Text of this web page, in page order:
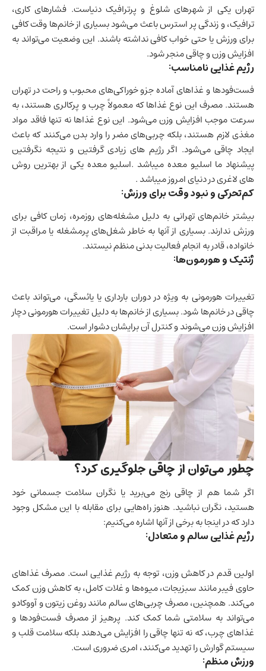
تهران یکی از شهرهای شلوغ و پرترافیک دنیاست. فشارهای کاری،
ترافیک، و زندگی پر استرس باعث می‌شود بسیاری از خانم‌ها وقت کافی
برای ورزش یا حتی خواب کافی نداشته باشند. این وضعیت می‌تواند به
افزایش وزن و چاقی منجر شود.
رژیم غذایی نامناسب:
فست‌فودها و غذاهای آماده جزو خوراکی‌های محبوب و راحت در تهران
هستند. مصرف این نوع غذاها که معمولاً چرب و پرکالری هستند، به
سرعت موجب افزایش وزن می‌شود. این نوع غذاها نه تنها فاقد مواد
مغذی لازم هستند، بلکه چربی‌های مضر را وارد بدن می‌کنند که باعث
ایجاد چاقی می‌شود. اگر رژیم های زیادی گرفتین و نتیجه نگرفتین
پیشنهاد ما اسلیو معده میباشد .اسلیو معده یکی از بهترین روش
های لاغری در دنیای امروز میباشد .
کم‌تحرکی و نبود وقت برای ورزش:
بیشتر خانم‌های تهرانی به دلیل مشغله‌های روزمره، زمان کافی برای
ورزش ندارند. بسیاری از آنها به خاطر شغل‌های پرمشغله یا مراقبت از
خانواده، قادر به انجام فعالیت بدنی منظم نیستند.
ژنتیک و هورمون‌ها:
تغییرات هورمونی به ویژه در دوران بارداری یا یائسگی، می‌تواند باعث
چاقی در خانم‌ها شود. بسیاری از خانم‌ها به دلیل تغییرات هورمونی دچار
افزایش وزن می‌شوند و کنترل آن برایشان دشوار است.
چطور می‌توان از چاقی جلوگیری کرد؟
اگر شما هم از چاقی رنج می‌برید یا نگران سلامت جسمانی خود
هستید، نگران نباشید. هنوز راه‌هایی برای مقابله با این مشکل وجود
دارد که در اینجا به برخی از آنها اشاره می‌کنیم:
رژیم غذایی سالم و متعادل:
اولین قدم در کاهش وزن، توجه به رژیم غذایی است. مصرف غذاهای
حاوی فیبر مانند سبزیجات، میوه‌ها و غلات کامل، به کاهش وزن کمک
می‌کند. همچنین، مصرف چربی‌های سالم مانند روغن زیتون و آووکادو
می‌تواند به سلامتی شما کمک کند. پرهیز از مصرف فست‌فودها و
غذاهای چرب، که نه تنها چاقی را افزایش می‌دهند بلکه سلامت قلب و
سیستم گوارش را تهدید می‌کنند، امری ضروری است.
ورزش منظم: